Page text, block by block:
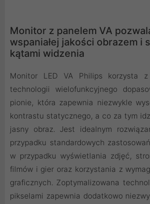
Monitor z panelem VA
wspaniałej jakości obrazem i
kątami widzenia
Monitor LED VA Philips korzysta z
technologii wielofunkcyjnego
pionie, która zapewnia niezwykle
kontrastu statycznego, a co za tym
jasny obraz. Jest idealnym
przypadku standardowych
w przypadku wyświetlania zdjęć,
filmów i gier oraz korzystania z
graficznych. Zoptymalizowana
pikselami zapewnia dodatkowo